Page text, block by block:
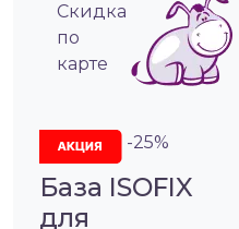
Cкидка
по
карте
-25%
База ISOFIX
для